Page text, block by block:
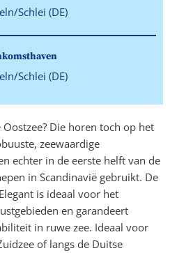
Schlei (DE)
Schlei (DE)
Die horen toch op het
zeewaardige
echter in de eerste helft van de
in Scandinavië gebruikt. De
is ideaal voor het
en garandeert
in ruwe zee. Ideaal voor
of langs de Duitse